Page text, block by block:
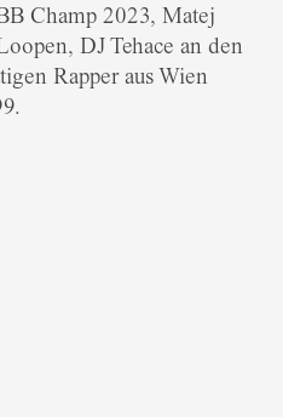
Champ 2023, Matej
DJ Tehace an den
Rapper aus Wien